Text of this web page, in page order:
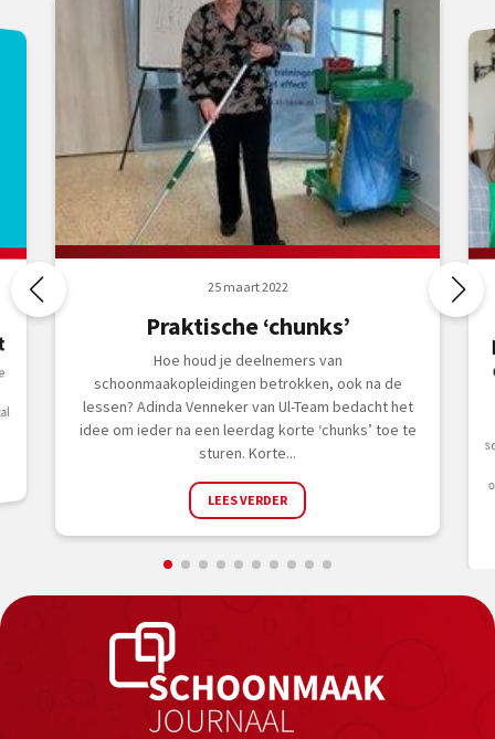
25 maart 2022
Praktische ‘chunks’
Hoe houd je deelnemers van
schoonmaakopleidingen betrokken, ook na de
lessen? Adinda Venneker van Ul-Team bedacht het
idee om ieder na een leerdag korte ‘chunks’ toe te
sturen. Korte...
LEES VERDER